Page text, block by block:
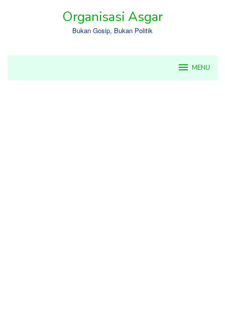
Organisasi Asgar
Bukan Gosip, Bukan Politik
MENU